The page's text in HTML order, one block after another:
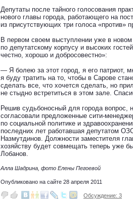
Депутаты после тайного голосования
нового главы города, работающего на
из присутствующих три голоса «против»
В первом своем выступлении уже в новом
по депутатскому корпусу и высоких
честно, хорошо и добросовестно»:
— Я болею за этот город, я его патриот,
я буду тратить на то, чтобы в Сарове
сделать все, что хочется сделать, но
не стыдно встретиться в этом зале.
Решив судьбоносный для города вопрос,
согласовали предложенные сити-
по социальной политике и
последних лет работавшая депутатом
Назмутдинов. Должности заместителя
хозяйству будет совмещать теперь уже
Лобанов.
Алла Шадрина, фото Елены Пегоевой
Опубликовано на сайте 28 апреля 2011
Обсуждение: 3